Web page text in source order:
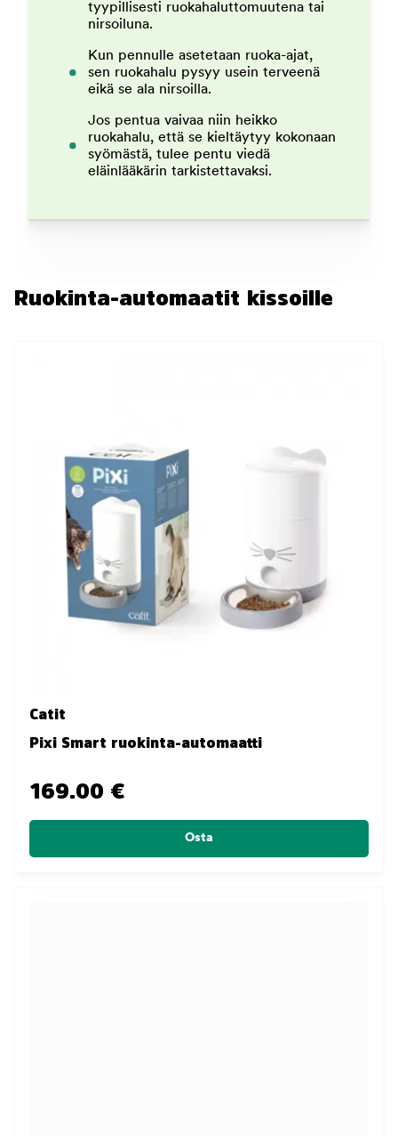
tyypillisesti ruokahaluttomuutena tai
nirsoiluna.
Kun pennulle asetetaan ruoka-ajat,
sen ruokahalu pysyy usein terveenä
eikä se ala nirsoilla.
Jos pentua vaivaa niin heikko
ruokahalu, että se kieltäytyy kokonaan
syömästä, tulee pentu viedä
eläinlääkärin tarkistettavaksi.
Ruokinta-automaatit kissoille
Catit
Pixi Smart ruokinta-automaatti
169.00 €
Osta